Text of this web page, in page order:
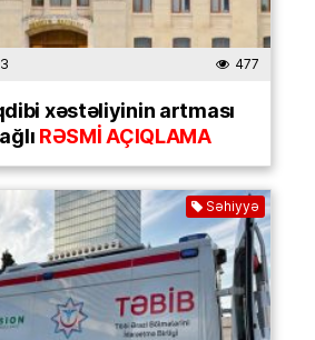
477
xəstəliyinin artması
RƏSMİ AÇIQLAMA
Səhiyyə